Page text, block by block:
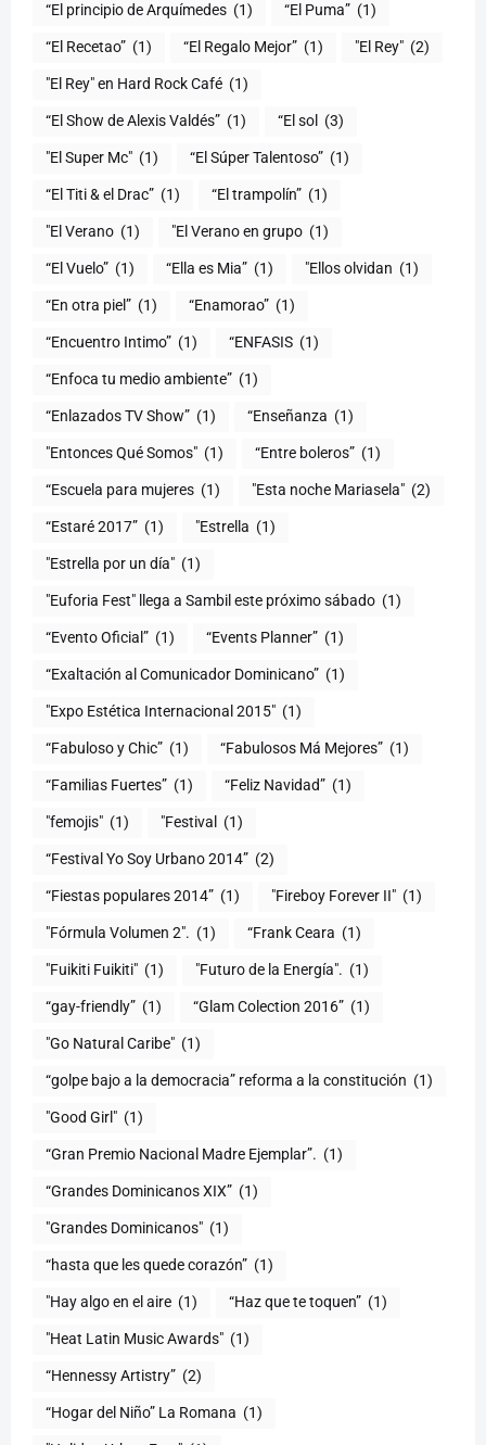
“El principio de Arquímedes (1) “El Puma” (1)
“El Recetao” (1) “El Regalo Mejor” (1) "El Rey" (2)
"El Rey" en Hard Rock Café (1)
“El Show de Alexis Valdés” (1) “El sol (3)
"El Super Mc" (1) (1)
“El Titi & el Drac” (1) “El trampolín” (1)
"El Verano (1) "El Verano en grupo (1)
(1) “Ella es Mia” (1) "Ellos olvidan (1)
“En otra piel” (1) “Enamorao” (1)
“Encuentro Intimo” (1) “ENFASIS (1)
“Enfoca tu medio ambiente” (1)
“Enlazados TV Show” (1) “Enseñanza (1)
"Entonces Qué Somos" (1) “Entre boleros” (1)
“Escuela para mujeres (1) "Esta noche Mariasela" (2)
“Estaré 2017” (1) "Estrella (1)
"Estrella por un día" (1)
"Euforia Fest" llega a Sambil este próximo sábado (1)
“Evento Oficial” (1) “Events Planner” (1)
“Exaltación al Comunicador Dominicano” (1)
"Expo Estética Internacional 2015" (1)
“Fabuloso y Chic” (1) “Fabulosos Má Mejores” (1)
“Familias Fuertes” (1) “Feliz Navidad” (1)
"femojis" (1) "Festival (1)
“Festival Yo Soy Urbano 2014” (2)
“Fiestas populares 2014” (1) "Fireboy Forever II" (1)
"Fórmula Volumen 2". (1) “Frank Ceara (1)
"Fuikiti Fuikiti" (1) "Futuro de la Energía". (1)
“gay-friendly” (1) “Glam Colection 2016” (1)
"Go Natural Caribe" (1)
“golpe bajo a la democracia” reforma a la constitución (1)
"Good Girl" (1)
“Gran Premio Nacional Madre Ejemplar”. (1)
“Grandes Dominicanos XIX” (1)
"Grandes Dominicanos" (1)
(1)
"Hay algo en el aire (1) “Haz que te toquen” (1)
"Heat Latin Music Awards" (1)
“Hennessy Artistry” (2)
“Hogar del Niño” La Romana (1)